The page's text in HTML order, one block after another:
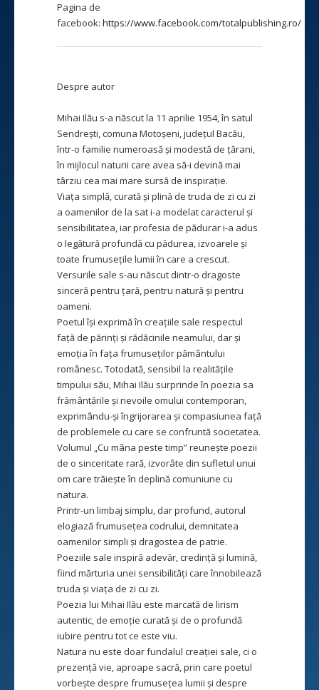
Pagina de
facebook: https://www.facebook.com/totalpublishing.ro/
Despre autor
Mihai Ilău s-a născut la 11 aprilie 1954, în satul
Sendrești, comuna Motoșeni, județul Bacău,
într-o familie numeroasă și modestă de țărani,
în mijlocul naturii care avea să-i devină mai
târziu cea mai mare sursă de inspirație.
Viața simplă, curată și plină de truda de zi cu zi
a oamenilor de la sat i-a modelat caracterul și
sensibilitatea, iar profesia de pădurar i-a adus
o legătură profundă cu pădurea, izvoarele și
toate frumusețile lumii în care a crescut.
Versurile sale s-au născut dintr-o dragoste
sinceră pentru țară, pentru natură și pentru
oameni.
Poetul își exprimă în creațiile sale respectul
față de părinți și rădăcinile neamului, dar și
emoția în fața frumuseților pământului
românesc. Totodată, sensibil la realitățile
timpului său, Mihai Ilău surprinde în poezia sa
frământările și nevoile omului contemporan,
exprimându-și îngrijorarea și compasiunea față
de problemele cu care se confruntă societatea.
Volumul „Cu mâna peste timp” reunește poezii
de o sinceritate rară, izvorâte din sufletul unui
om care trăiește în deplină comuniune cu
natura.
Printr-un limbaj simplu, dar profund, autorul
elogiază frumusețea codrului, demnitatea
oamenilor simpli și dragostea de patrie.
Poeziile sale inspiră adevăr, credință și lumină,
fiind mărturia unei sensibilități care înnobilează
truda și viața de zi cu zi.
Poezia lui Mihai Ilău este marcată de lirism
autentic, de emoție curată și de o profundă
iubire pentru tot ce este viu.
Natura nu este doar fundalul creației sale, ci o
prezență vie, aproape sacră, prin care poetul
vorbește despre frumusețea lumii și despre